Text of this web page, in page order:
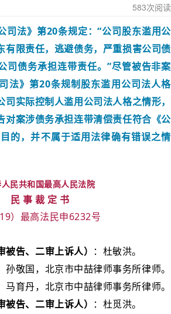
583次阅读
司法》第20条规定：“公司股东滥用公
有限责任，逃避债务，严重损害公司债
司债务承担连带责任。”尽管被告非案
法》第20条规制股东滥用公司法人格
实际控制人滥用公司法人格之情形，
对案涉债务承担连带清偿责任符合《公
的，并不属于适用法律确有错误之情
民共和国最高人民法院
民 事 裁 定 书
）最高法民申6232号
告、二审上诉人） ：杜敏洪。
孙敬国，北京市中喆律师事务所律师。
马育丹，北京市中喆律师事务所律师。
告、二审上诉人） ：杜觅洪。